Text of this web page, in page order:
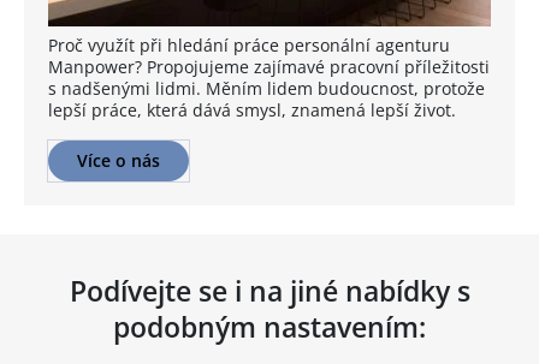
Proč využít při hledání práce personální agenturu
Manpower? Propojujeme zajímavé pracovní příležitosti
s nadšenými lidmi. Měním lidem budoucnost, protože
lepší práce, která dává smysl, znamená lepší život.
Více o nás
Podívejte se i na jiné nabídky s
podobným nastavením: